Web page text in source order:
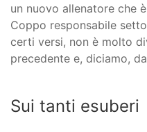
un nuovo allenatore che
Coppo responsabile
certi versi, non è molto
precedente e, diciamo,
Sui tanti esuberi